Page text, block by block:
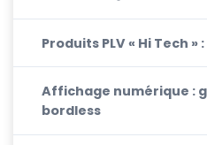
Produits PLV « Hi Tech
Affichage numérique :
bordless